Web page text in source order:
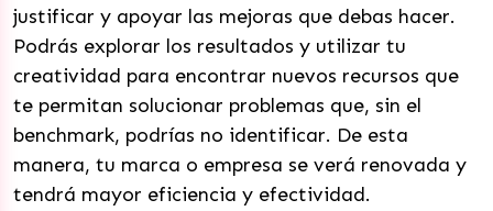
justificar y apoyar las mejoras que debas hacer.
Podrás explorar los resultados y utilizar tu
creatividad para encontrar nuevos recursos que
te permitan solucionar problemas que, sin el
benchmark, podrías no identificar. De esta
manera, tu marca o empresa se verá renovada y
tendrá mayor eficiencia y efectividad.